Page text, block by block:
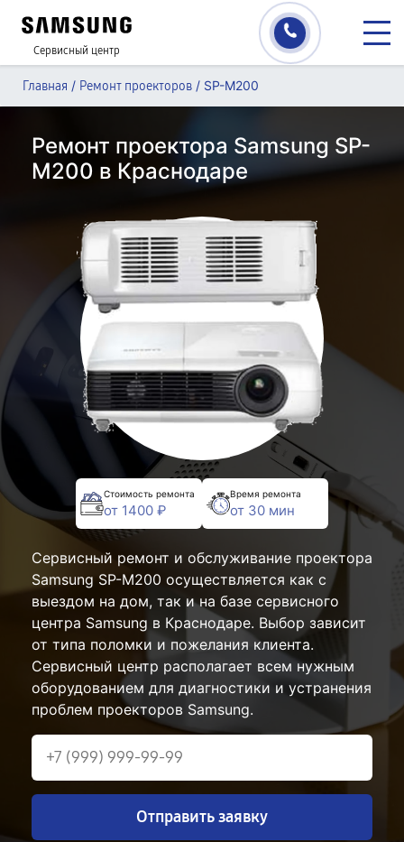
Сервисный центр
Главная / Ремонт проекторов / SP-M200
Ремонт проектора Samsung SP-
M200 в Краснодаре
Стоимость ремонта
от 1400 ₽
Время ремонта
от 30 мин
Сервисный ремонт и обслуживание проектора
Samsung SP-M200 осуществляется как с
выездом на дом, так и на базе сервисного
центра Samsung в Краснодаре. Выбор зависит
от типа поломки и пожелания клиента.
Сервисный центр располагает всем нужным
оборудованием для диагностики и устранения
проблем проекторов Samsung.
Отправить заявку